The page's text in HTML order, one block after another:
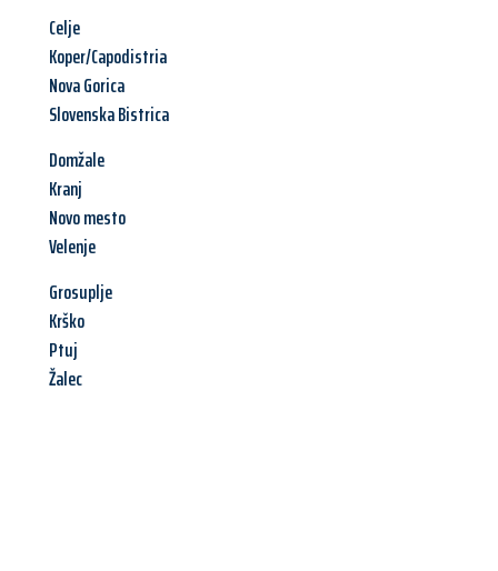
Celje
Koper/Capodistria
Nova Gorica
Slovenska Bistrica
Domžale
Kranj
Novo mesto
Velenje
Grosuplje
Krško
Ptuj
Žalec